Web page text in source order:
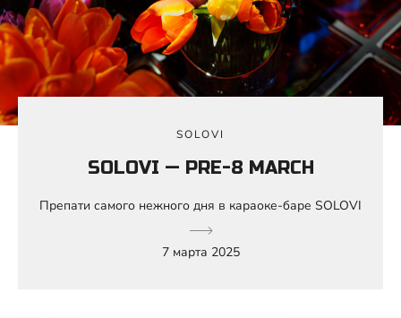
SOLOVI
SOLOVI — PRE-8 MARCH
Препати самого нежного дня в караоке-баре SOLOVI
7 марта 2025